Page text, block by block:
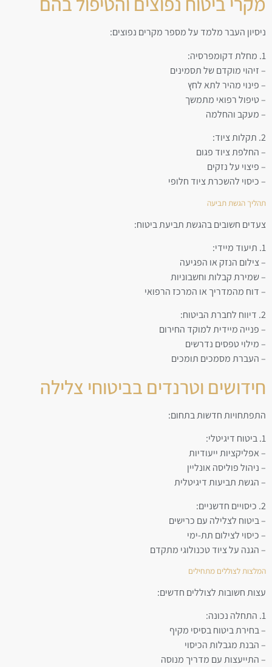
ניסיון העבר מלמד על מספר מקרים נפוצים:
1. מחלת דקומפרסיה:
– זיהוי מוקדם של תסמינים
– פינוי מהיר לתא לחץ
– טיפול רפואי מתמשך
– מעקב והחלמה
2. תקלות ציוד:
– החלפת ציוד פגום
– פיצוי על נזקים
– כיסוי להשכרת ציוד חלופי
תהליך הגשת תביעה
צעדים חשובים בהגשת תביעת ביטוח:
1. תיעוד מיידי:
– צילום הנזק או הפגיעה
– שמירת קבלות וחשבוניות
– דוח מהמדריך או המרכז הרפואי
2. דיווח לחברת הביטוח:
– פנייה מיידית למוקד החירום
– מילוי טפסים נדרשים
– העברת מסמכים תומכים
חידושים וטרנדים בביטוחי צלילה
התפתחויות חדשות בתחום:
1. ביטוח דיגיטלי:
– אפליקציות ייעודיות
– ניהול פוליסה אונליין
– הגשת תביעות דיגיטלית
2. כיסויים חדשניים:
– ביטוח לצלילה עם כרישים
– כיסוי לצילום תת-ימי
– הגנה על ציוד טכנולוגי מתקדם
המלצות לצוללים מתחילים
עצות חשובות לצוללים חדשים:
1. התחלה נכונה:
– בחירת ביטוח בסיסי מקיף
– הבנת מגבלות הכיסוי
– התייעצות עם מדריך מנוסה